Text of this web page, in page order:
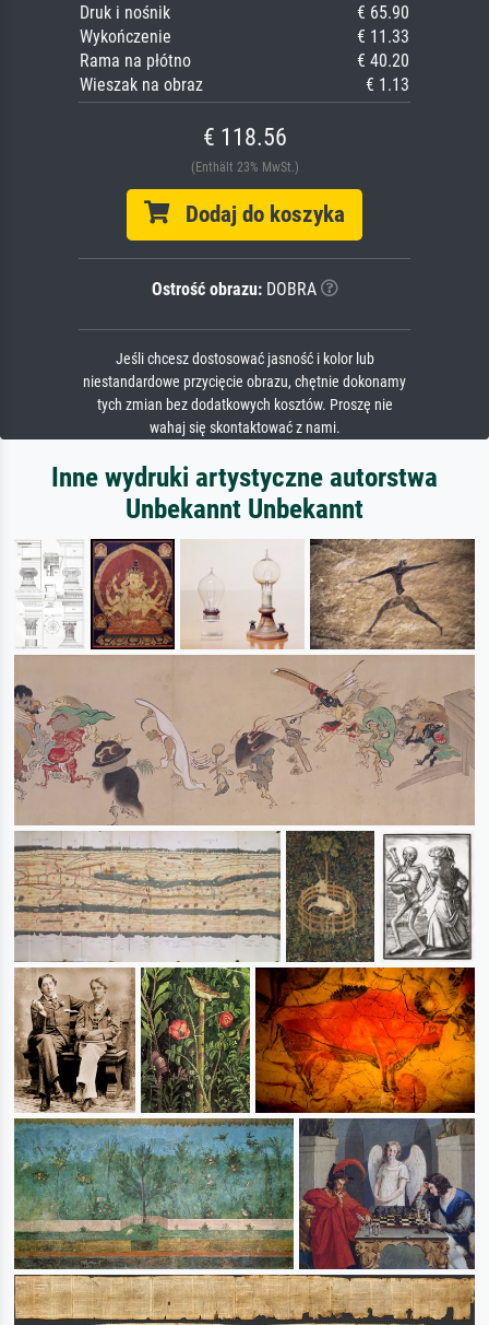
Druk i nośnik
€ 65.90
Wykończenie
€ 11.33
Rama na płótno
€ 40.20
Wieszak na obraz
€ 1.13
€ 118.56
(Enthält 23% MwSt.)
Dodaj do koszyka
Ostrość obrazu:DOBRA
Jeśli chcesz dostosować jasność i kolor lub
niestandardowe przycięcie obrazu, chętnie dokonamy
tych zmian bez dodatkowych kosztów. Proszę nie
wahaj się skontaktować z nami.
Inne wydruki artystyczne autorstwa
Unbekannt Unbekannt